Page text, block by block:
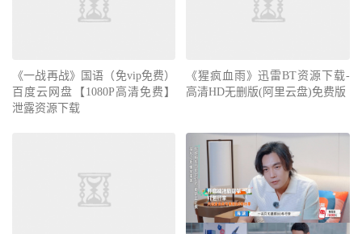
《一战再战》国语（免vip免费）
百度云网盘【1080P高清免费】
泄露资源下载
《猩疯血雨》迅雷BT资源下载-
高清HD无删版(阿里云盘)免费版